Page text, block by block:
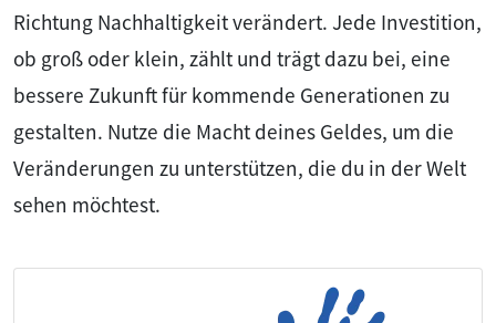
Richtung Nachhaltigkeit verändert. Jede Investition,
ob groß oder klein, zählt und trägt dazu bei, eine
bessere Zukunft für kommende Generationen zu
gestalten. Nutze die Macht deines Geldes, um die
Veränderungen zu unterstützen, die du in der Welt
sehen möchtest.